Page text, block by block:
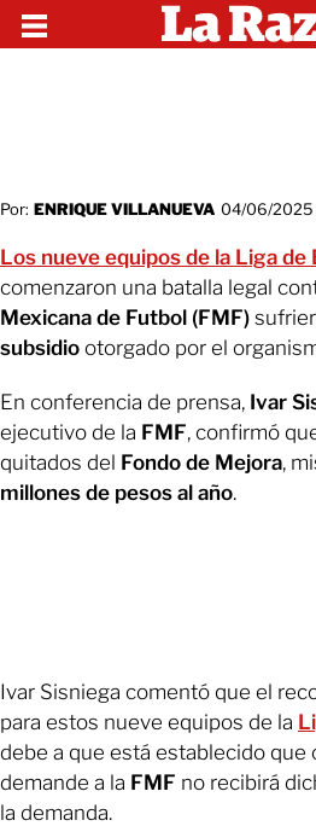
Por: ENRIQUE VILLANUEVA 04/06/2025
Los nueve equipos de la Liga de
comenzaron una batalla legal
Mexicana de Futbol (FMF)
subsidio otorgado por el
En conferencia de prensa, Ivar
ejecutivo de la FMF, confirmó
quitados del Fondo de Mejora,
millones de pesos al año.
Ivar Sisniega comentó que el
para estos nueve equipos de la
debe a que está establecido que
demande a la FMF no recibirá
la demanda.